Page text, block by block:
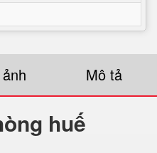
Mô tả
huế